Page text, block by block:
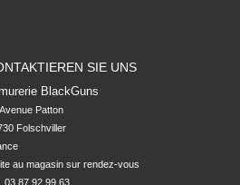
SIE UNS
BlackGuns
Patton
Folschviller
au magasin sur rendez-vous
03 87 92 99 63